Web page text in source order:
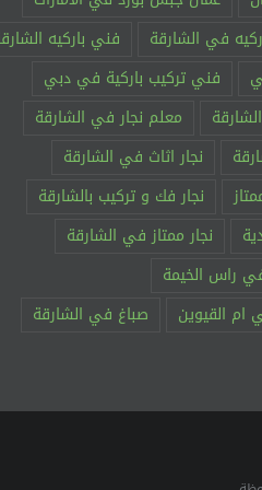
في الشارقة
فني باركيه
فني تركيب باركية في دبي
معلم نجار في الشارقة
نجار اثاث في الشارقة
نجار فك و تركيب بالشارقة
نجار ممتاز في الشارقة